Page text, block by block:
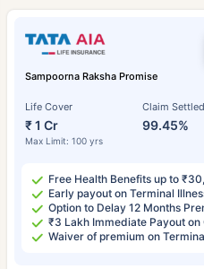
Sampoorna Raksha Promise
Life Cover
₹ 1 Cr
Max Limit: 100 yrs
Claim Settled
99.45%
Free Health Benefits up to
Early payout on Terminal
Option to Delay 12 Months
₹3 Lakh Immediate Payout
Waiver of premium on